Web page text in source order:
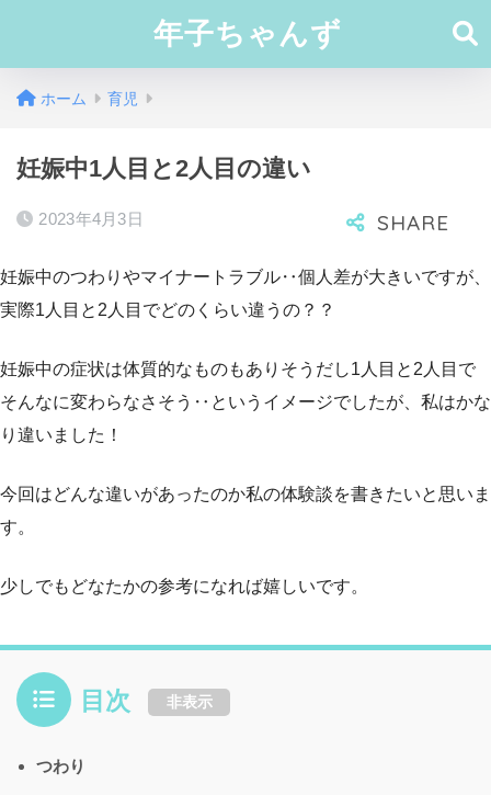
年子ちゃんず
ホーム 育児
妊娠中1人目と2人目の違い
2023年4月3日
妊娠中のつわりやマイナートラブル‥個人差が大きいですが、
実際1人目と2人目でどのくらい違うの？？
妊娠中の症状は体質的なものもありそうだし1人目と2人目で
そんなに変わらなさそう‥というイメージでしたが、私はかな
り違いました！
今回はどんな違いがあったのか私の体験談を書きたいと思いま
す。
少しでもどなたかの参考になれば嬉しいです。
目次 非表示
つわり